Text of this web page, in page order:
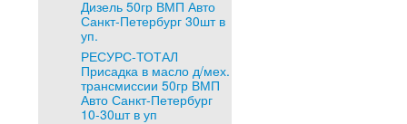
Дизель 50гр ВМП Авто
Санкт-Петербург 30шт в
уп.
РЕСУРС-ТОТАЛ
Присадка в масло д/мех.
трансмиссии 50гр ВМП
Авто Санкт-Петербург
10-30шт в уп